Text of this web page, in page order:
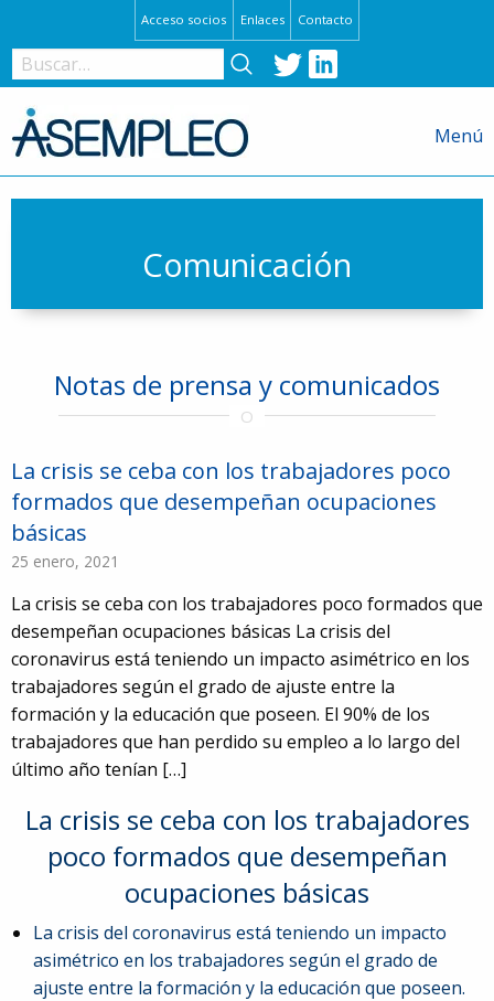
Acceso socios Enlaces Contacto
Twitter
de
usuario
o
correo
Contraseña
Menú
Servicio estudiosComunicación
Notas de prensa y comunicados
La crisis se ceba con los trabajadores poco
formados que desempeñan ocupaciones
básicas
25 enero, 2021
La crisis se ceba con los trabajadores poco formados que
desempeñan ocupaciones básicas La crisis del
coronavirus está teniendo un impacto asimétrico en los
trabajadores según el grado de ajuste entre la
formación y la educación que poseen. El 90% de los
trabajadores que han perdido su empleo a lo largo del
último año tenían […]
La crisis se ceba con los trabajadores
poco formados que desempeñan
ocupaciones básicas
La crisis del coronavirus está teniendo un impacto
asimétrico en los trabajadores según el grado de
ajuste entre la formación y la educación que poseen.